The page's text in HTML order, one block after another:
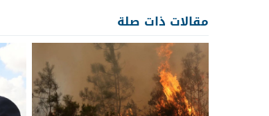
مقالات ذات صلة